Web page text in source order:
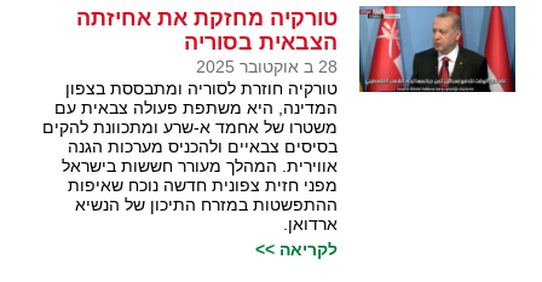
טורקיה מחזקת את אחיזתה
הצבאית בסוריה
28 ב אוקטובר 2025
טורקיה חוזרת לסוריה ומתבססת בצפון
המדינה, היא משתפת פעולה צבאית עם
משטרו של אחמד א-שרע ומתכוונת להקים
בסיסים צבאיים ולהכניס מערכות הגנה
אווירית. המהלך מעורר חששות בישראל
מפני חזית צפונית חדשה נוכח שאיפות
ההתפשטות במזרח התיכון של הנשיא
ארדואן.
לקריאה >>